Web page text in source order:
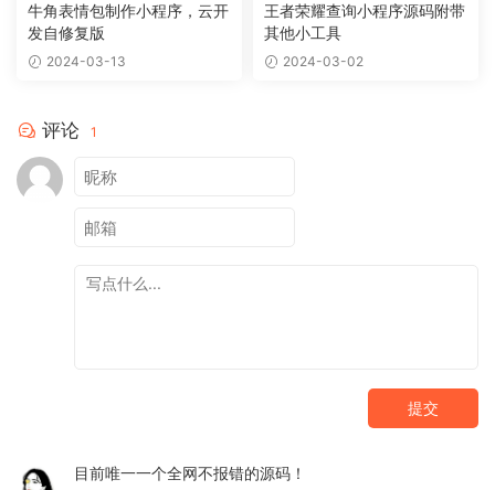
牛角表情包制作小程序，云开
发自修复版
2024-03-13
王者荣耀查询小程序源码附带
其他小工具
2024-03-02
评论 1
提交
目前唯一一个全网不报错的源码！